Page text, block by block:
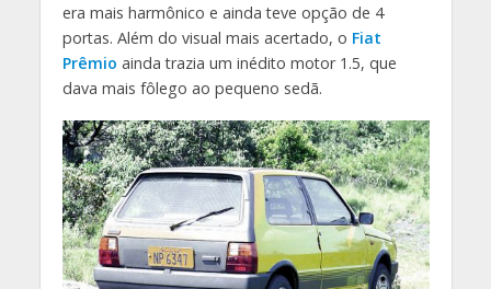
era mais harmônico e ainda teve opção de 4
portas. Além do visual mais acertado, o Fiat
Prêmio ainda trazia um inédito motor 1.5, que
dava mais fôlego ao pequeno sedã.